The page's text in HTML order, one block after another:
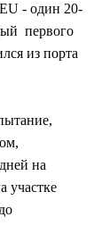
- один 20-
первого
из порта
на
участке